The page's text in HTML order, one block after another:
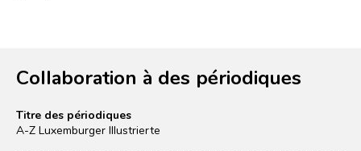
Collaboration à des périodiques
Titre des périodiques
A-Z Luxemburger Illustrierte